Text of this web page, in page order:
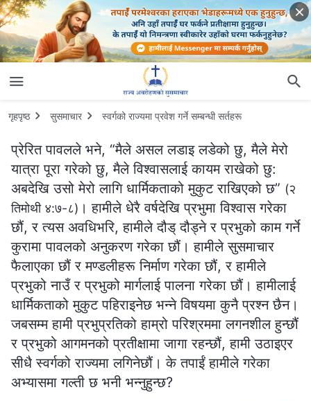
गृहपृष्ठ सुसमाचार स्वर्गको राज्यमा प्रवेश गर्ने सम्‍बन्धी सर्तहरू
प्रेरित पावलले भने, “मैले असल लडाइ लडेको छु, मैले मेरो
यात्रा पूरा गरेको छु, मैले विश्‍वासलाई कायम राखेको छु:
अबदेखि उसो मेरो लागि धार्मिकताको मुकुट राखिएको छ” (२
तिमोथी ४:७-८) । हामीले धेरै वर्षदेखि प्रभुमा विश्‍वास गरेका
छौं, र त्यस अवधिभरि, हामीले दौड् दौड्ने र प्रभुको काम गर्ने
कुरामा पावलको अनुकरण गरेका छौं। हामीले सुसमाचार
फैलाएका छौं र मण्डलीहरू निर्माण गरेका छौं, र हामीले
प्रभुको नाउँ र प्रभुको मार्गलाई पालना गरेका छौं। हामीलाई
धार्मिकताको मुकुट पहिराइनेछ भन्‍ने विषयमा कुनै प्रश्न छैन।
जबसम्म हामी प्रभुप्रतिको हाम्रो परिश्रममा लगनशील हुन्छौं
र प्रभुको आगमनको प्रतीक्षामा जागा रहन्छौं, हामी उठाइएर
सीधै स्वर्गको राज्यमा लगिनेछौं। के तपाईं हामीले गरेका
अभ्यासमा गल्ती छ भनी भन्नुहुन्छ?